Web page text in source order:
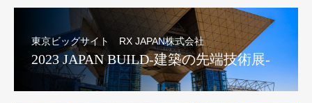
東京ビッグサイト RX JAPAN株式会社
2023 JAPAN BUILD-建築の先端技術展-